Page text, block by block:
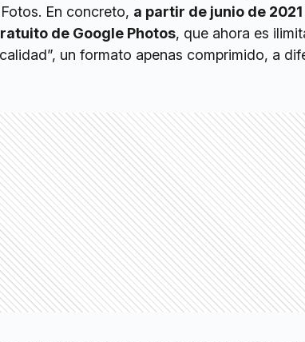
En concreto, a partir de junio de
de Google Photos, que ahora es
un formato apenas comprimido, a